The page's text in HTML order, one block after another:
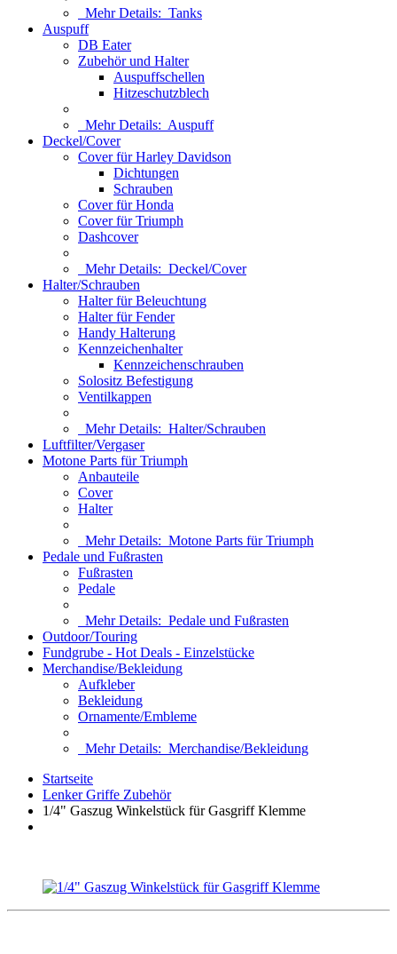
Mehr Details: Tanks
Auspuff
DB Eater
Zubehör und Halter
Auspuffschellen
Hitzeschutzblech
Mehr Details: Auspuff
Deckel/Cover
Cover für Harley Davidson
Dichtungen
Schrauben
Cover für Honda
Cover für Triumph
Dashcover
Mehr Details: Deckel/Cover
Halter/Schrauben
Halter für Beleuchtung
Halter für Fender
Handy Halterung
Kennzeichenhalter
Kennzeichenschrauben
Solositz Befestigung
Ventilkappen
Mehr Details: Halter/Schrauben
Luftfilter/Vergaser
Motone Parts für Triumph
Anbauteile
Cover
Halter
Mehr Details: Motone Parts für Triumph
Pedale und Fußrasten
Fußrasten
Pedale
Mehr Details: Pedale und Fußrasten
Outdoor/Touring
Fundgrube - Hot Deals - Einzelstücke
Merchandise/Bekleidung
Aufkleber
Bekleidung
Ornamente/Embleme
Mehr Details: Merchandise/Bekleidung
Startseite
Lenker Griffe Zubehör
1/4" Gaszug Winkelstück für Gasgriff Klemme